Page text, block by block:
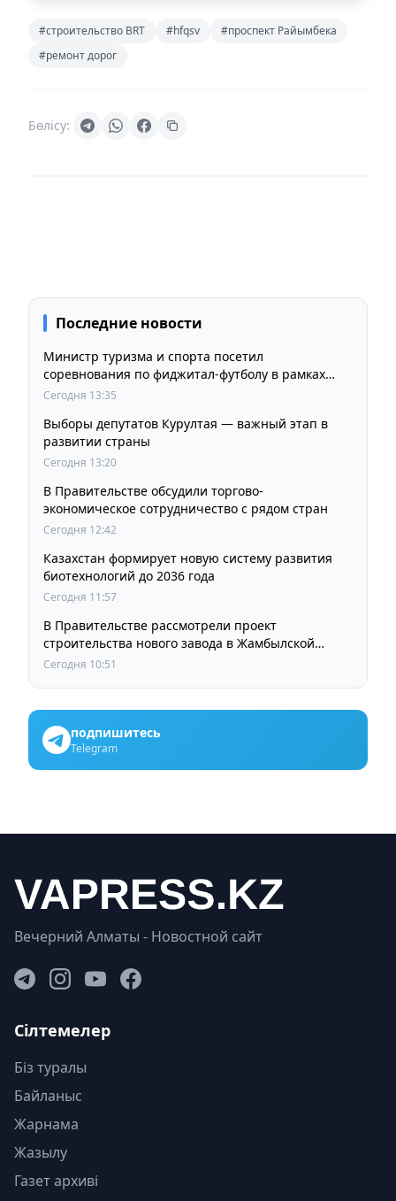
#строительство BRT #hfqsv
#проспект Райымбека
#ремонт дорог
Бөлісу:
Последние новости
Министр туризма и спорта посетил
соревнования по фиджитал-футболу в рамках
«Игр Будущего 2026»
Сегодня 13:35
Выборы депутатов Курултая — важный этап в
развитии страны
Сегодня 13:20
В Правительстве обсудили торгово-
экономическое сотрудничество с рядом стран
Сегодня 12:42
Казахстан формирует новую систему развития
биотехнологий до 2036 года
Сегодня 11:57
В Правительстве рассмотрели проект
строительства нового завода в Жамбылской
области
Сегодня 10:51
подпишитесь
Telegram
Вечерний Алматы - Новостной сайт
Сілтемелер
Біз туралы
Байланыс
Жарнама
Жазылу
Газет архиві